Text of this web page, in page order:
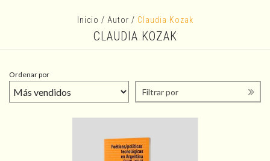
Inicio / Autor / Claudia Kozak
CLAUDIA KOZAK
Ordenar por
Filtrar por